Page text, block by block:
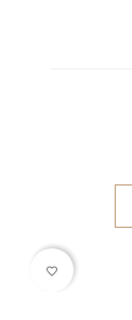
favorite_border